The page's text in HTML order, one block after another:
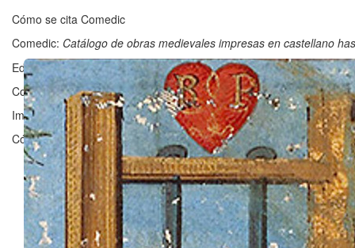
Cómo se cita Comedic
Comedic: Catálogo de obras medievales impresas en castellano
Editado en Zaragoza por ©Grupo Clarisel, Universidad de
Contacto:clarisel@unizar.es
Imagen ©Bibliothèque nationale de France
Código licenciado porFergus ReigbajoGNU Affero General Public